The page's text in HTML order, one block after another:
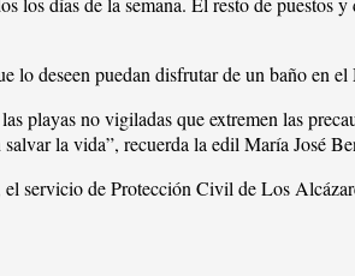
lo deseen puedan disfrutar de un baño en
no vigiladas que extremen las
la vida”, recuerda la edil María José
servicio de Protección Civil de Los